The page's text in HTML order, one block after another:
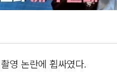
영 논란에 휩싸였다.